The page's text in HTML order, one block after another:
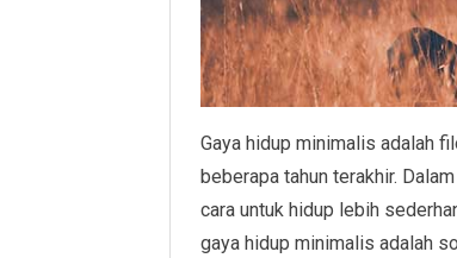
Gaya hidup minimalis adalah
beberapa tahun terakhir.
cara untuk hidup lebih
gaya hidup minimalis adalah